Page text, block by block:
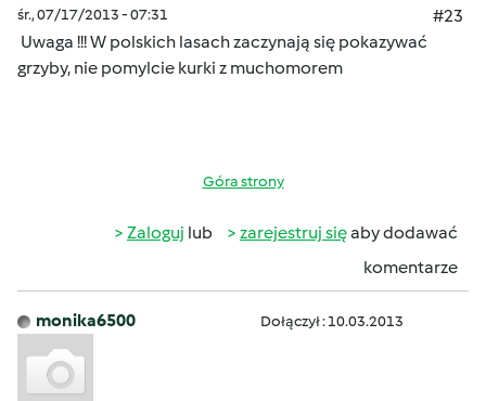
śr., 07/17/2013 - 07:31
#23
Uwaga !!! W polskich lasach zaczynają się pokazywać
grzyby, nie pomylcie kurki z muchomorem
Góra strony
Zaloguj lub zarejestruj sięaby dodawać
komentarze
monika6500 Dołączył : 10.03.2013